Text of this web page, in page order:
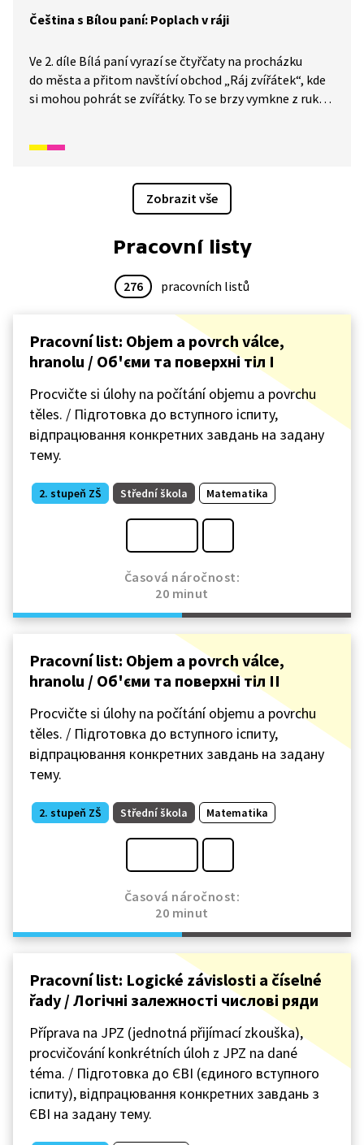
Čeština s Bílou paní: Poplach v ráji
Ve 2. díle Bílá paní vyrazí se čtyřčaty na procházku
do města a přitom navštíví obchod „Ráj zvířátek“, kde
si mohou pohrát se zvířátky. To se brzy vymkne z rukou
Zobrazit vše
Pracovní listy
276 pracovních listů
Pracovní list: Objem a povrch válce,
hranolu / Oб'єми та поверхнi тiл I
Procvičte si úlohy na počítání objemu a povrchu
těles. / Підготовка до вступного іспиту,
відпрацювання конкретних завдань на задану
тему.
2. stupeň ZŠ Střední škola Matematika
Časová náročnost:
20 minut
Pracovní list: Objem a povrch válce,
hranolu / Oб'єми та поверхнi тiл II
Procvičte si úlohy na počítání objemu a povrchu
těles. / Підготовка до вступного іспиту,
відпрацювання конкретних завдань на задану
тему.
2. stupeň ZŠ Střední škola Matematika
Časová náročnost:
20 minut
Pracovní list: Logické závislosti a číselné
řady / Логічні залежності числові ряди
Příprava na JPZ (jednotná přijímací zkouška),
procvičování konkrétních úloh z JPZ na dané
téma. / Підготовка до ЄВІ (єдиного вступного
іспиту), відпрацювання конкретних завдань з
ЄВІ на задану тему.